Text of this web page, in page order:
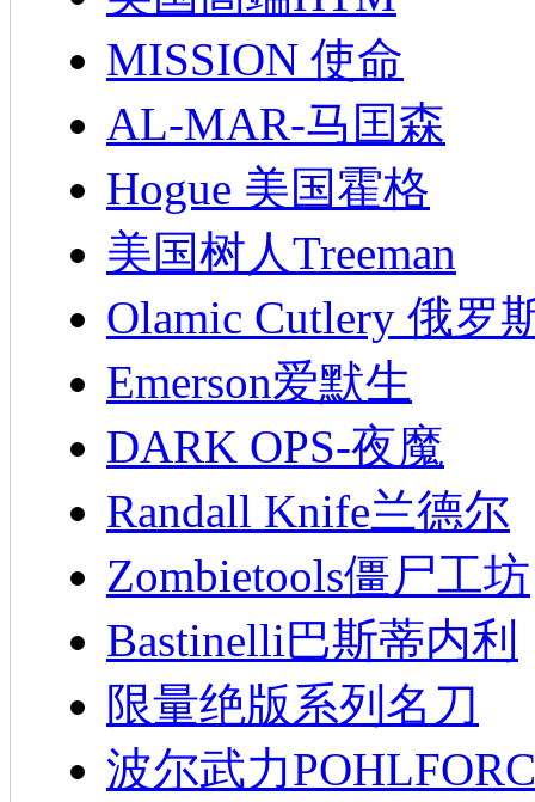
MISSION 使命
AL-MAR-马囯森
Hogue 美国霍格
美国树人Treeman
Olamic Cutlery 俄罗
Emerson爱默生
DARK OPS-夜魔
Randall Knife兰德尔
Zombietools僵尸工坊
Bastinelli巴斯蒂内利
限量绝版系列名刀
波尔武力